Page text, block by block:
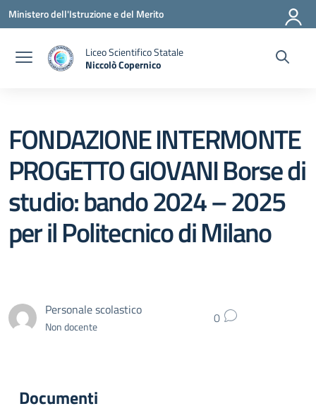
Vai ai contenuti
Vai al menu di navigazione
Vai al footer
Ministero dell'Istruzione e del Merito
Liceo Scientifico Statale
Niccolò Copernico
FONDAZIONE INTERMONTE
PROGETTO GIOVANI Borse di
studio: bando 2024 – 2025
per il Politecnico di Milano
Personale scolastico
Non docente 0
Documenti